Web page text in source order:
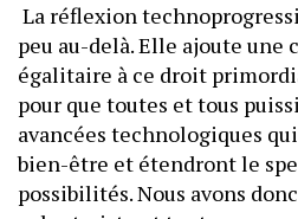
La réflexion
peu au-delà. Elle ajoute une
égalitaire à ce droit
pour que toutes et tous
avancées technologiques
bien-être et étendront le
possibilités. Nous avons